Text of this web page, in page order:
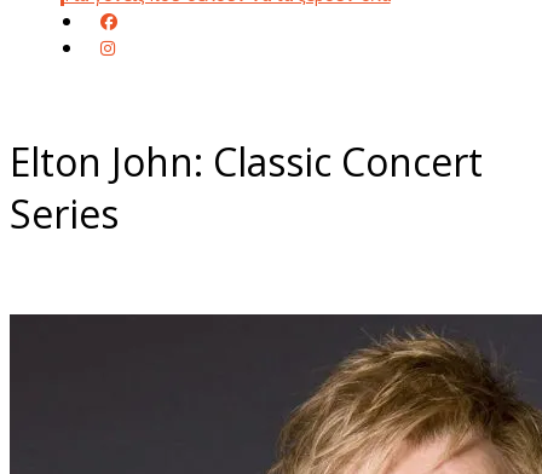
Elton John: Classic Concert
Series